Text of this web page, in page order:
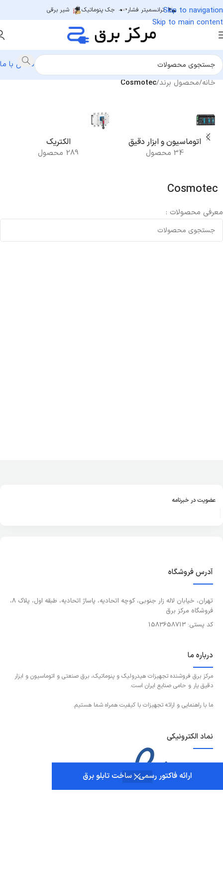
ارائه فاکتور رسمی - ساخت تابلو برق
Skip to navigation
Skip to main content
ترانسمیتر فشار جک پنوماتیک شیر برقی
تماس با ما
خانه/محصول برند/
Cosmotec
اتوماسیون و ابزار دقیق
34 محصول
الکتریک
289 محصول
Cosmotec
معرفی محصولات :
عضویت در خبرنامه
آدرس فروشگاه
تهران، خیابان لاله زار جنوبی، کوچه اتحادیه، پاساژ اتحادیه، طبقه اول، پلاک 8،
فروشگاه مرکز برق
کد پستی: 1583658713
درباره ما
مرکز برق فروشنده تجهیزات هیدرولیک و پنوماتیک، برق صنعتی و اتوماسیون و ابزار
دقیق یار و حامی صنایع ایران است.
ما با راهنمایی و ارائه تجهیزات با کیفیت همراه شما هستیم.
نماد الکترونیکی